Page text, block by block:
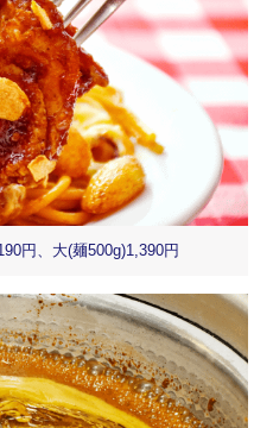
円、大(麺500g)1,390円